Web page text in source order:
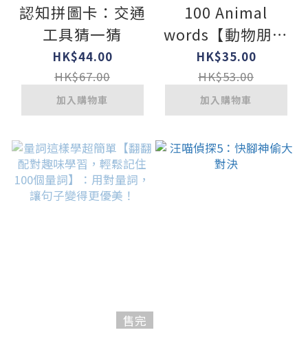
認知拼圖卡：交通
工具猜一猜
HK$44.00
HK$67.00
加入購物車
100 Animal
words【動物朋友
中英單字書】
HK$35.00
HK$53.00
加入購物車
售完